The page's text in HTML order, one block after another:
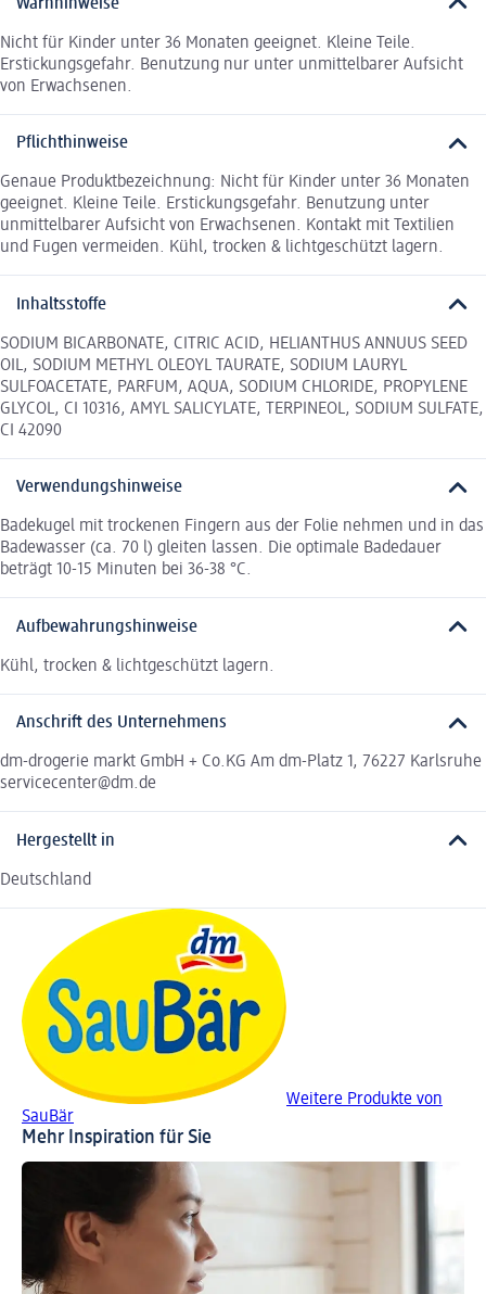
Warnhinweise
Nicht für Kinder unter 36 Monaten geeignet. Kleine Teile.
Erstickungsgefahr. Benutzung nur unter unmittelbarer Aufsicht
von Erwachsenen.
Pflichthinweise
Genaue Produktbezeichnung: Nicht für Kinder unter 36 Monaten
geeignet. Kleine Teile. Erstickungsgefahr. Benutzung unter
unmittelbarer Aufsicht von Erwachsenen. Kontakt mit Textilien
und Fugen vermeiden. Kühl, trocken & lichtgeschützt lagern.
Inhaltsstoffe
SODIUM BICARBONATE, CITRIC ACID, HELIANTHUS ANNUUS SEED
OIL, SODIUM METHYL OLEOYL TAURATE, SODIUM LAURYL
SULFOACETATE, PARFUM, AQUA, SODIUM CHLORIDE, PROPYLENE
GLYCOL, CI 10316, AMYL SALICYLATE, TERPINEOL, SODIUM SULFATE,
CI 42090
Verwendungshinweise
Badekugel mit trockenen Fingern aus der Folie nehmen und in das
Badewasser (ca. 70 l) gleiten lassen. Die optimale Badedauer
beträgt 10-15 Minuten bei 36-38 °C.
Aufbewahrungshinweise
Kühl, trocken & lichtgeschützt lagern.
Anschrift des Unternehmens
dm-drogerie markt GmbH + Co.KG Am dm-Platz 1, 76227 Karlsruhe
servicecenter@dm.de
Hergestellt in
Deutschland
Weitere Produkte von
SauBär
Mehr Inspiration für Sie